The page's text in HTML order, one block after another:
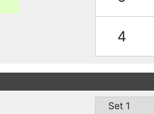
4
Set 1